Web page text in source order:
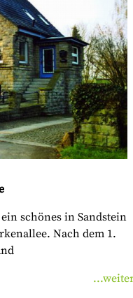
schönes in Sandstein
Nach dem 1.